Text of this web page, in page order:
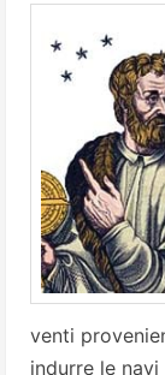
venti
indurre le navi